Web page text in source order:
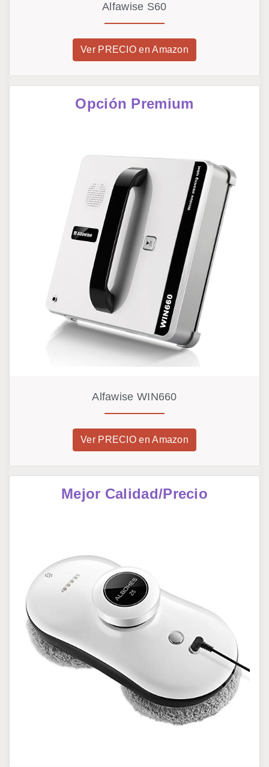
Alfawise S60
Ver PRECIO en Amazon
Opción Premium
Alfawise WIN660
Ver PRECIO en Amazon
Mejor Calidad/Precio